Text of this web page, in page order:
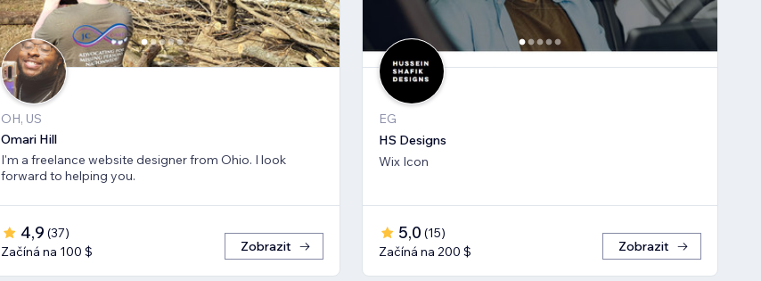
OH, US
Omari Hill
I'm a freelance website designer from Ohio. I look
forward to helping you.
4,9 (37)
Začíná na 100 $
Zobrazit
EG
HS Designs
Wix Icon
5,0 (15)
Začíná na 200 $
Zobrazit